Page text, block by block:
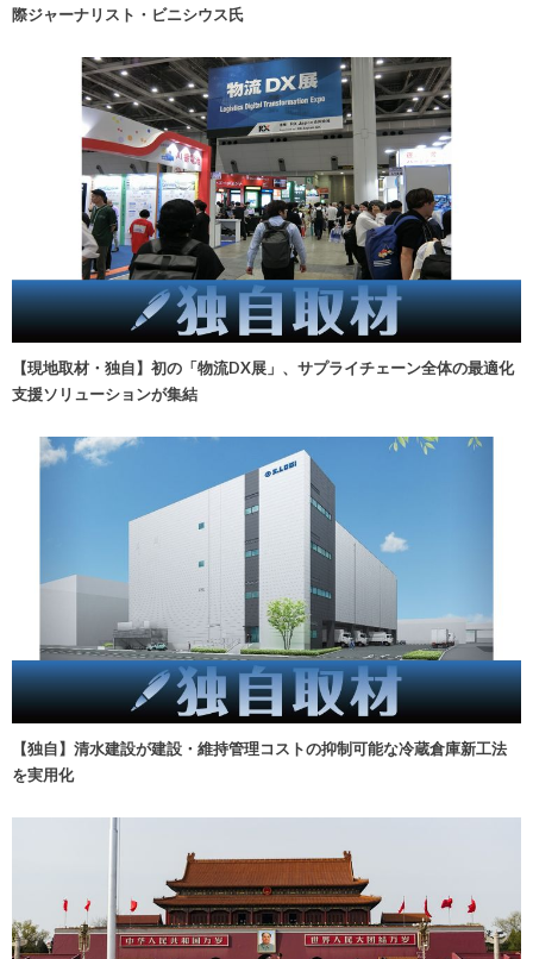
際ジャーナリスト・ビニシウス氏
【現地取材・独自】初の「物流DX展」、サプライチェーン全体の最適化
支援ソリューションが集結
【独自】清水建設が建設・維持管理コストの抑制可能な冷蔵倉庫新工法
を実用化